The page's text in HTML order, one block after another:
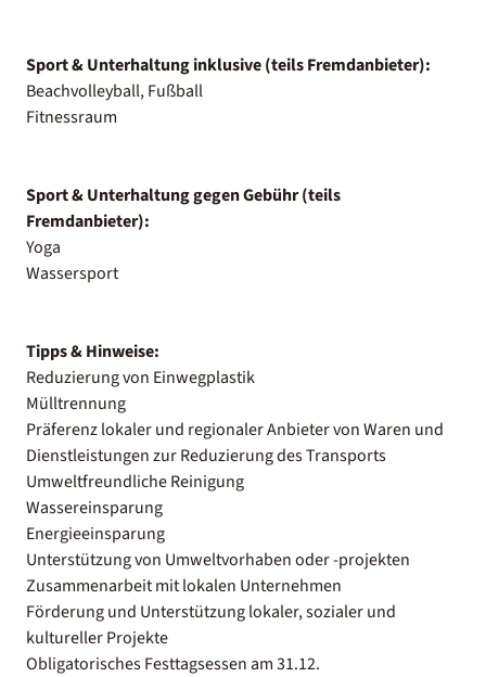
Sport & Unterhaltung inklusive (teils Fremdanbieter):
Beachvolleyball, Fußball
Fitnessraum
Sport & Unterhaltung gegen Gebühr (teils
Fremdanbieter):
Yoga
Wassersport
Tipps & Hinweise:
Reduzierung von Einwegplastik
Mülltrennung
Präferenz lokaler und regionaler Anbieter von Waren und
Dienstleistungen zur Reduzierung des Transports
Umweltfreundliche Reinigung
Wassereinsparung
Energieeinsparung
Unterstützung von Umweltvorhaben oder -projekten
Zusammenarbeit mit lokalen Unternehmen
Förderung und Unterstützung lokaler, sozialer und
kultureller Projekte
Obligatorisches Festtagsessen am 31.12.